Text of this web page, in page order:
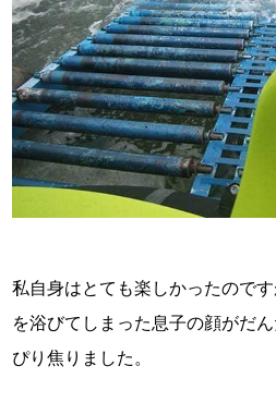
私自身はとても楽しかったので
を浴びてしまった息子の顔がだ
ぴり焦りました。